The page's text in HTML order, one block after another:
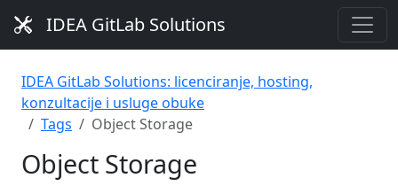
IDEA GitLab Solutions
IDEA GitLab Solutions: licenciranje, hosting,
konzultacije i usluge obuke
Tags
Object Storage
Object Storage